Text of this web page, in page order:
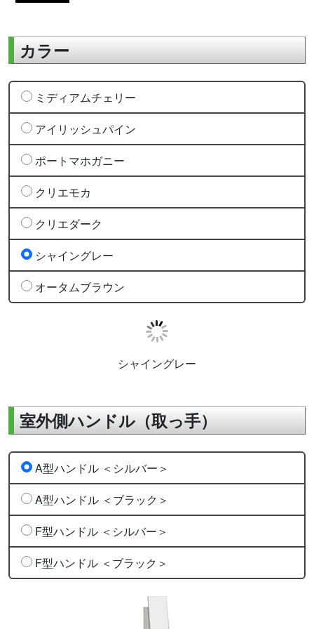
カラー
シャイングレー
ミディアムチェリー
アイリッシュパイン
ポートマホガニー
クリエモカ
クリエダーク
シャイングレー
オータムブラウン
室外側ハンドル（取っ手）
A型ハンドル ＜シルバー＞
A型ハンドル ＜ブラック＞
F型ハンドル ＜シルバー＞
F型ハンドル ＜ブラック＞